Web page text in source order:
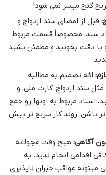
رنج گنج میسر نمی شود!
قبل از امضای سند ازدواج و
سند، مخصوصاً قسمت مربوط
دقت بخونید و مطمئن بشید
اگه تصمیم به مطالبه
مثل سند ازدواج، کارت ملی، و
اسناد مربوط به اونها رو جمع
باشن، روند کار سریع تر پیش
آگاهی: هیچ وقت عجولانه
اقدامی انجام ندید. یه
میتونه عواقب جبران ناپذیری